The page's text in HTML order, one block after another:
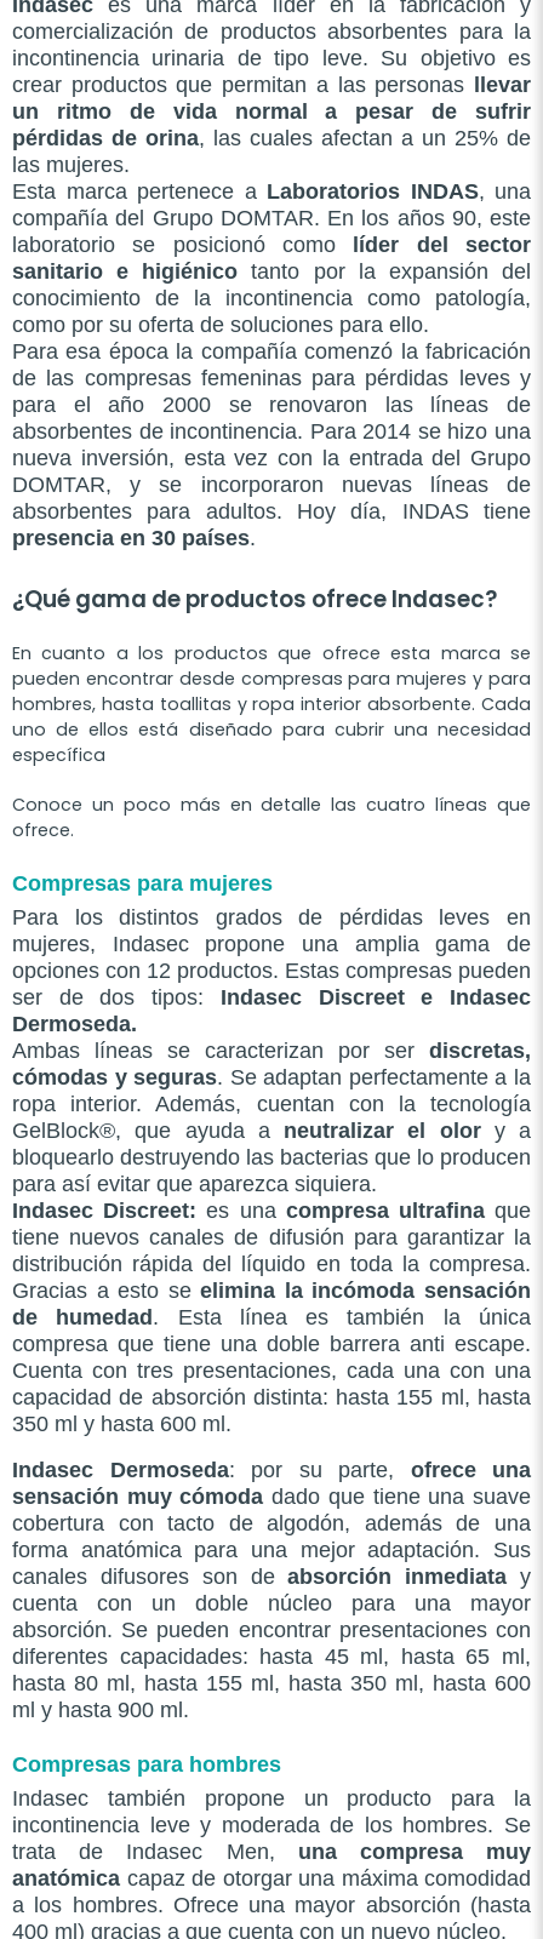
Indasec es una marca líder en la fabricación y
comercialización de productos absorbentes para la
incontinencia urinaria de tipo leve. Su objetivo es
crear productos que permitan a las personas
llevar
un ritmo de vida normal a pesar de sufrir
pérdidas de orina, las cuales afectan a un 25% de
las mujeres.
Esta marca pertenece a Laboratorios INDAS, una
compañía del Grupo DOMTAR. En los años 90, este
laboratorio se posicionó como
líder del sector
sanitario e higiénico tanto por la expansión del
conocimiento de la incontinencia como patología,
como por su oferta de soluciones para ello.
Para esa época la compañía comenzó la fabricación
de las compresas femeninas para pérdidas leves y
para el año 2000 se renovaron las líneas de
absorbentes de incontinencia. Para 2014 se hizo una
nueva inversión, esta vez con la entrada del Grupo
DOMTAR, y se incorporaron nuevas líneas de
absorbentes para adultos. Hoy día, INDAS tiene
presencia en 30 países.
¿Qué gama de productos ofrece Indasec?
En cuanto a los productos que ofrece esta marca se
pueden encontrar desde compresas para mujeres y para
hombres, hasta toallitas y ropa interior absorbente. Cada
uno de ellos está diseñado para cubrir una necesidad
específica
Conoce un poco más en detalle las cuatro líneas que
ofrece.
Compresas para mujeres
Para los distintos grados de pérdidas leves en
mujeres, Indasec propone una amplia gama de
opciones con 12 productos. Estas compresas pueden
ser de dos tipos: Indasec Discreet e Indasec
Dermoseda.
Ambas líneas se caracterizan por ser discretas,
cómodas y seguras. Se adaptan perfectamente a la
ropa interior. Además, cuentan con la tecnología
GelBlock®, que ayuda a neutralizar el olory a
bloquearlo destruyendo las bacterias que lo producen
para así evitar que aparezca siquiera.
Indasec Discreet: es una compresa ultrafinaque
tiene nuevos canales de difusión para garantizar la
distribución rápida del líquido en toda la compresa.
Gracias a esto seelimina la incómoda sensación
de humedad. Esta línea es también la única
compresa que tiene una doble barrera anti escape.
Cuenta con tres presentaciones, cada una con una
capacidad de absorción distinta: hasta 155 ml, hasta
350 ml y hasta 600 ml.
Indasec Dermoseda: por su parte, ofrece una
sensación muy cómoda dado que tiene una suave
cobertura con tacto de algodón, además de una
forma anatómica para una mejor adaptación. Sus
canales difusores son deabsorción inmediata y
cuenta con un doble núcleo para una mayor
absorción. Se pueden encontrar presentaciones con
diferentes capacidades: hasta 45 ml, hasta 65 ml,
hasta 80 ml, hasta 155 ml, hasta 350 ml, hasta 600
ml y hasta 900 ml.
Compresas para hombres
Indasec también propone un producto para la
incontinencia leve y moderada de los hombres. Se
trata de Indasec Men, una compresa muy
anatómica capaz de otorgar una máxima comodidad
a los hombres. Ofrece una mayor absorción (hasta
400 ml) gracias a que cuenta con un nuevo núcleo.